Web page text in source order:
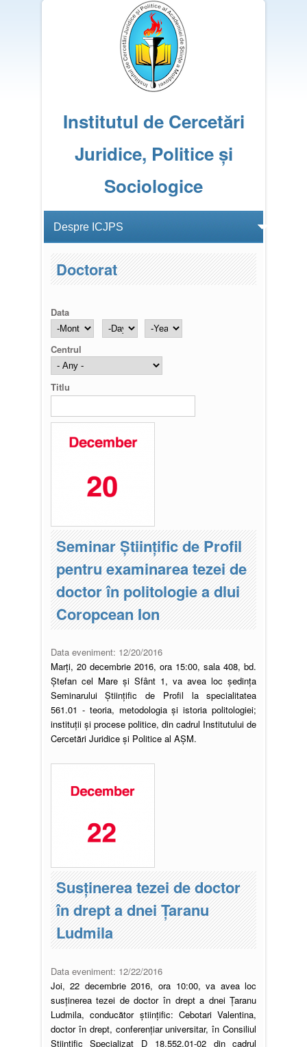
Institutul de Cercetări
Juridice, Politice și
Sociologice
Doctorat
Data
Month
Day
Year
Centrul
Titlu
Seminar Științific de Profil
pentru examinarea tezei de
doctor în politologie a dlui
Coropcean Ion
Data eveniment: 12/20/2016
Marți, 20 decembrie 2016, ora 15:00, sala 408, bd.
Ștefan cel Mare și Sfânt 1, va avea loc şedinţa
Seminarului Ştiinţific de Profil la specialitatea
561.01 - teoria, metodologia şi istoria politologiei;
instituţii şi procese politice, din cadrul Institutului de
Cercetări Juridice şi Politice al AŞM.
Susţinerea tezei de doctor
în drept a dnei Țaranu
Ludmila
Data eveniment: 12/22/2016
Joi, 22 decembrie 2016, ora 10:00, va avea loc
susținerea tezei de doctor în drept a dnei Țaranu
Ludmila, conducător științific: Cebotari Valentina,
doctor în drept, conferențiar universitar, în Consiliul
Ştiinţific Specializat D 18.552.01-02 din cadrul